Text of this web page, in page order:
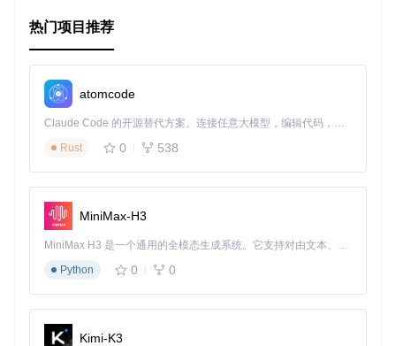
统合作伙伴。
立即访问 Decathlon Design System或Vitamin Web了解更多
热门项目推荐
atomcode
Claude Code 的开源替代方案。连接任意大模型，编辑代码，运行命令，自动验证 — 全自动执行。用 Rust 构建，极致性能。 ｜ An open-source alternative to Claude Code. Connect any LLM, edit code, run commands, and verify changes — autonomously. Built in Rust for speed. Get Started
Rust
0 538
MiniMax-H3
MiniMax H3 是一个通用的全模态生成系统。它支持对由文本、图像、视频和音频组成的多模态上下文进行统一理解，并能生成分辨率高达 2K、时长可达 15 秒的带原生立体声音频的视频。得益于面向任务泛化的系统设计，H3 在预训练阶段就已具备广泛的多模态上下文理解与生成能力，能够出色地执行复杂的多模态指令。
Python
0 0
Kimi-K3